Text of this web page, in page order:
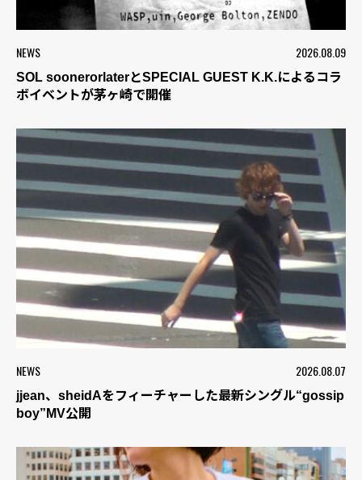
NEWS 2026.08.09
SOL soonerorlaterとSPECIAL GUEST K.K.によるコラ
ボイベントが茅ヶ崎で開催
NEWS 2026.08.07
jjean、sheidAをフィーチャーした最新シングル“gossip
boy”MV公開